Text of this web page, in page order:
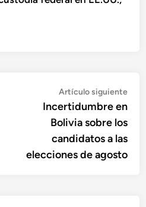
Artículo siguiente
Incertidumbre en
Bolivia sobre los
candidatos a las
elecciones de agosto